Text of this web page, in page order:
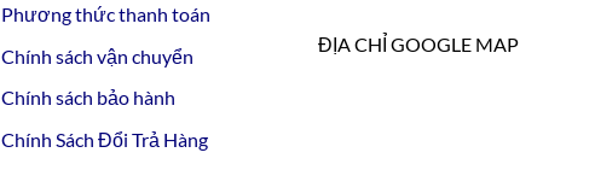
Phương thức thanh toán
Chính sách vận chuyển
Chính sách bảo hành
Chính Sách Đổi Trả Hàng
ĐỊA CHỈ GOOGLE MAP